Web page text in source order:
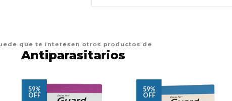
que te interesen otros productos de
Antiparasitarios
59%
OFF
59%
OFF